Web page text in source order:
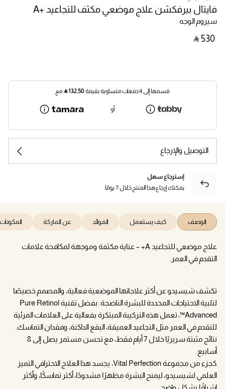
فايتال بيرفكشن علاج موضعي مكثف للتجاعيد A+
سيروم الوجه
‎ ⃁ ⁦530⁩ ‎
قسمها إلى 4 دفعات متساوية بقيمة 132.50
⃁ مع
أو
التوصيل والإرجاع
إسترجاع سهل
يمكنك إرجاع هذا المنتج خلال 7 يومًا.
الوصف كيف يستعمل الفوائد عن الماركة المكونات
علاج موضعي للتجاعيد A+ – عناية مكثفة وموجهة لمكافحة علامات
التقدم في العمر.
تكشف شيسيدو عن أكثر علاجاتها الموضعية فعالية، والمصمم خصيصًا
لتلبية الاحتياجات المحددة للبشرة الناضجة. بفضل تقنية Pure Retinol
Advanced™، تعمل هذه التركيبة المبتكرة بفعالية على العلامات المرئية
للتقدم في العمر مثل التجاعيد العميقة، البقع الداكنة، وفقدان التماسك.
نتائج مثبتة سريريًا خلال 7 أيام فقط، مع تحسن مستمر يصل إلى 8
أسابيع.
كجزء من مجموعة Vital Perfection، يجسد هذا العلاج الاحترافي التميز
العلمي لشيسيدو، ليمنح البشرة مظهرًا مشدودًا، أكثر تماسكًا، وأكثر
إشراقًا بشكل واضح.